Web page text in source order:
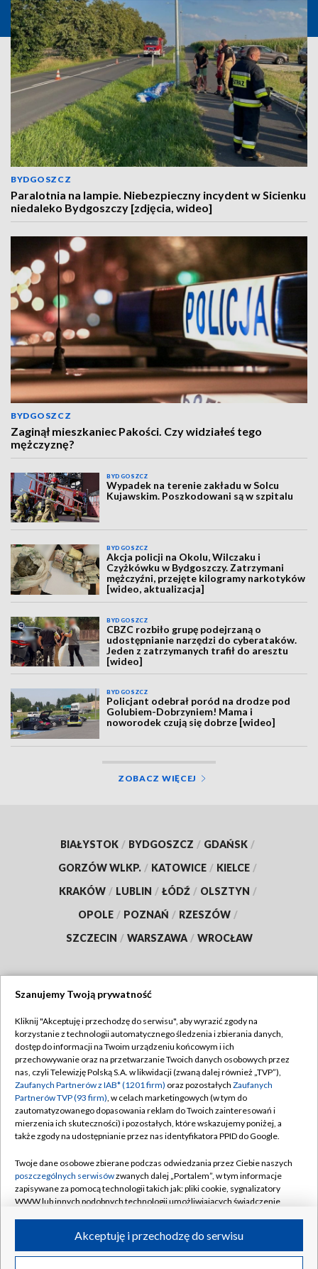
BYDGOSZCZ
Paralotnia na lampie. Niebezpieczny incydent w Sicienku
niedaleko Bydgoszczy [zdjęcia, wideo]
BYDGOSZCZ
Zaginął mieszkaniec Pakości. Czy widziałeś tego
mężczyznę?
BYDGOSZCZ
Wypadek na terenie zakładu w Solcu
Kujawskim. Poszkodowani są w szpitalu
BYDGOSZCZ
Akcja policji na Okolu, Wilczaku i
Czyżkówku w Bydgoszczy. Zatrzymani
mężczyźni, przejęte kilogramy narkotyków
[wideo, aktualizacja]
BYDGOSZCZ
CBZC rozbiło grupę podejrzaną o
udostępnianie narzędzi do cyberataków.
Jeden z zatrzymanych trafił do aresztu
[wideo]
BYDGOSZCZ
Policjant odebrał poród na drodze pod
Golubiem-Dobrzyniem! Mama i
noworodek czują się dobrze [wideo]
ZOBACZ WIĘCEJ
BIAŁYSTOK / BYDGOSZCZ / GDAŃSK /
GORZÓW WLKP. / KATOWICE / KIELCE /
KRAKÓW / LUBLIN / ŁÓDŹ / OLSZTYN /
OPOLE / POZNAŃ / RZESZÓW /
SZCZECIN / WARSZAWA / WROCŁAW
TVP
Abonament TVP
Emisja w TVP
Centrum informacji TVP
Naziemna Telewizja Cyfrowa
Rada Programowa
System NOS
Informacje o nadawcy
Program dla prasy
Regulamin TVP
Polityka prywatności
Moje zgody
Pomoc
Kontakt
Kanały
©2026 Telewizja Polska S.A. w likwidacji
Szanujemy Twoją prywatność
Kliknij "Akceptuję i przechodzę do serwisu", aby wyrazić zgody na
korzystanie z technologii automatycznego śledzenia i zbierania danych,
dostęp do informacji na Twoim urządzeniu końcowym i ich
przechowywanie oraz na przetwarzanie Twoich danych osobowych przez
nas, czyli Telewizję Polską S.A. w likwidacji (zwaną dalej również „TVP”),
Zaufanych Partnerów z IAB* (1201 firm) oraz pozostałych Zaufanych
Partnerów TVP (93 firm), w celach marketingowych (w tym do
zautomatyzowanego dopasowania reklam do Twoich zainteresowań i
mierzenia ich skuteczności) i pozostałych, które wskazujemy poniżej, a
także zgody na udostępnianie przez nas identyfikatora PPID do Google.
Twoje dane osobowe zbierane podczas odwiedzania przez Ciebie naszych
poszczególnych serwisówzwanych dalej „Portalem”, w tym informacje
zapisywane za pomocą technologii takich jak: pliki cookie, sygnalizatory
WWW lub innych podobnych technologii umożliwiających świadczenie
ruchu w Internecie.Akceptuję i przechodzę do serwisu